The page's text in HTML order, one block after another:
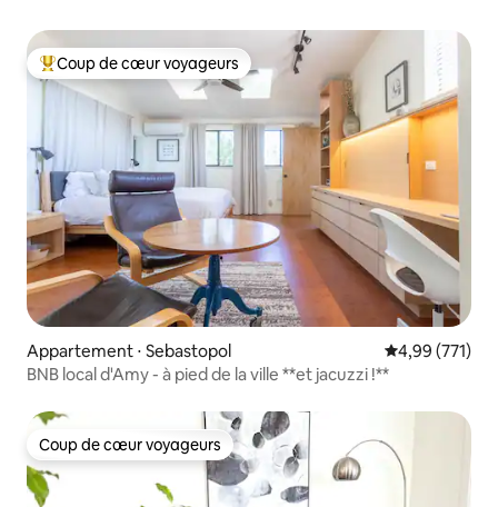
Coups de cœur voyageurs les plus appréciés
Coup de cœur voyageurs
Appartement ⋅ Sebastopol Évaluation
4,99 (771)
BNB local d'Amy - à pied de la ville **et jacuzzi !**
Coup de cœur voyageurs
Coup de cœur voyageurs